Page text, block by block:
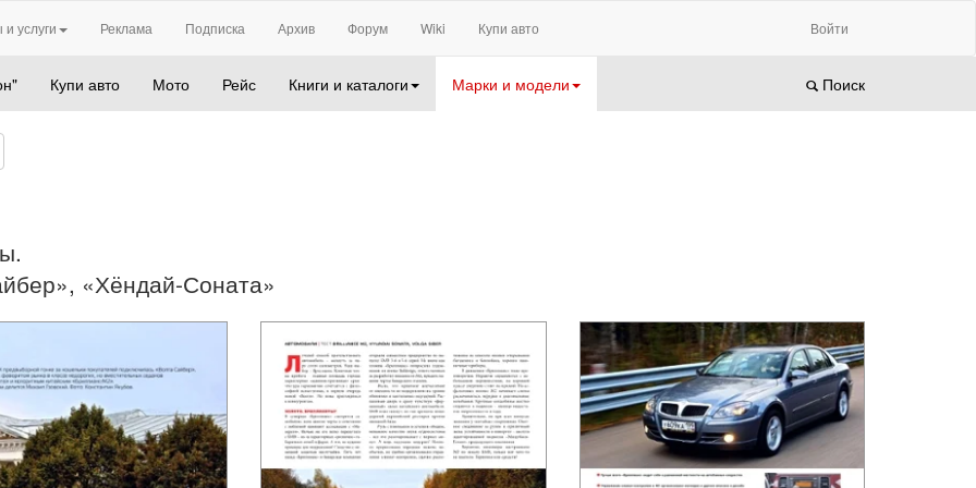
услуги Реклама Подписка Архив Форум Wiki Купи авто Войти
Купи авто Мото Рейс Книги и каталоги Марки и модели Поиск
«Хёндай-Соната»